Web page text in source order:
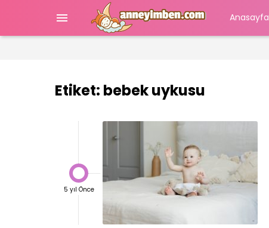
 Anasayfa
Etiket: bebek uykusu

5 yıl Önce